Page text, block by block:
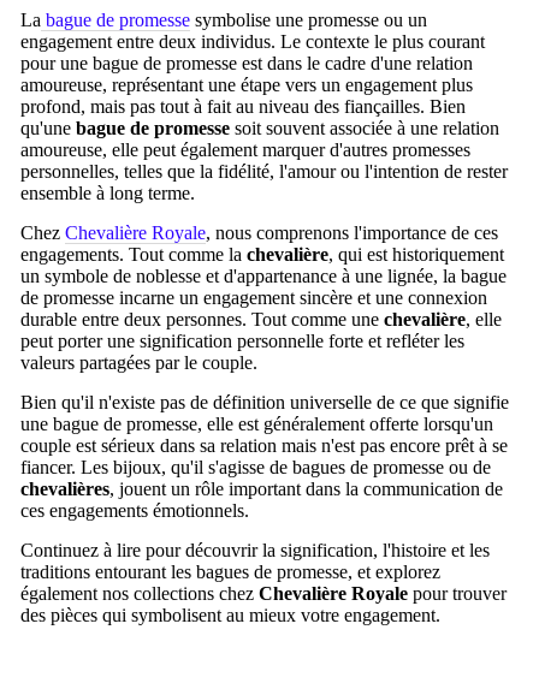
La bague de promesse symbolise une promesse ou un
engagement entre deux individus. Le contexte le plus courant
pour une bague de promesse est dans le cadre d'une relation
amoureuse, représentant une étape vers un engagement plus
profond, mais pas tout à fait au niveau des fiançailles. Bien
qu'une bague de promesse soit souvent associée à une relation
amoureuse, elle peut également marquer d'autres promesses
personnelles, telles que la fidélité, l'amour ou l'intention de rester
ensemble à long terme.
Chez Chevalière Royale, nous comprenons l'importance de ces
engagements. Tout comme la chevalière, qui est historiquement
un symbole de noblesse et d'appartenance à une lignée, la bague
de promesse incarne un engagement sincère et une connexion
durable entre deux personnes. Tout comme une chevalière, elle
peut porter une signification personnelle forte et refléter les
valeurs partagées par le couple.
Bien qu'il n'existe pas de définition universelle de ce que signifie
une bague de promesse, elle est généralement offerte lorsqu'un
couple est sérieux dans sa relation mais n'est pas encore prêt à se
fiancer. Les bijoux, qu'il s'agisse de bagues de promesse ou de
chevalières, jouent un rôle important dans la communication de
ces engagements émotionnels.
Continuez à lire pour découvrir la signification, l'histoire et les
traditions entourant les bagues de promesse, et explorez
également nos collections chez Chevalière Royale pour trouver
des pièces qui symbolisent au mieux votre engagement.